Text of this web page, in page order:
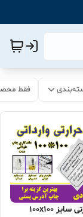
فقط
برچسب حرارتی سایز 100x100